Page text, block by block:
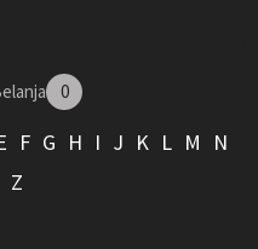
0
F G H I J K L M
N
Z